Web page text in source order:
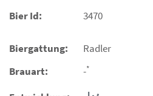
Bier Id: 3470
Biergattung:
Radler
Brauart:
-*